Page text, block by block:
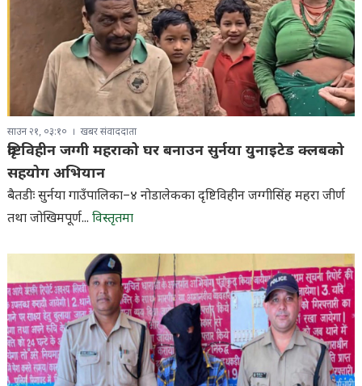
साउन २१, ०३:१० खबर संवाददाता
दृष्टिविहीन जग्गी महराको घर बनाउन सुर्नया युनाइटेड क्लबको
सहयोग अभियान
बैतडीः सुर्नया गाउँपालिका–४ नोडालेकका दृष्टिविहीन जग्गीसिंह महरा जीर्ण
तथा जोखिमपूर्ण... विस्तृतमा